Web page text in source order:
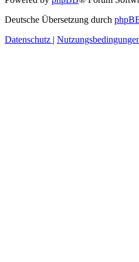
Deutsche Übersetzung durch
Datenschutz |